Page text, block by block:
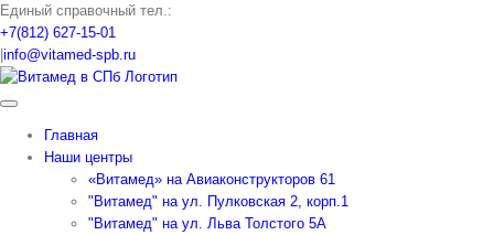
Skip
to
content
Единый справочный тел.:
+7(812) 627-15-01
info@vitamed-spb.ru
Главная
Наши центры
«Витамед» на Авиаконструкторов 61
"Витамед" на ул. Пулковская 2, корп.1
"Витамед" на ул. Льва Толстого 5А